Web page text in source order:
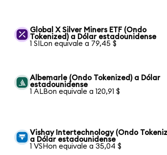
Global X Silver Miners ETF (Ondo
Tokenized) a Dólar estadounidense
1 SILon equivale a 79,45 $
Albemarle (Ondo Tokenized) a Dólar
estadounidense
1 ALBon equivale a 120,91 $
Vishay Intertechnology (Ondo
a Dólar estadounidense
1 VSHon equivale a 35,04 $